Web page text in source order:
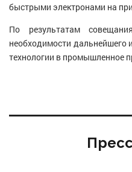
быстрыми электронами на
По результатам
необходимости дальнейшего
технологии в промышленное